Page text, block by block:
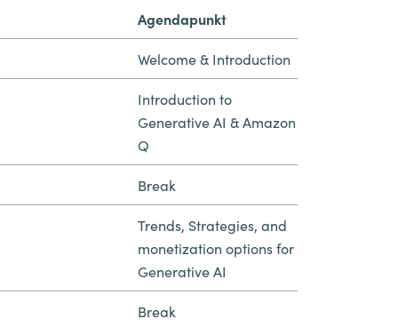
Agendapunkt
Welcome & Introduction
Introduction to
Generative AI & Amazon
Q
Break
Trends, Strategies, and
monetization options for
Generative AI
Break